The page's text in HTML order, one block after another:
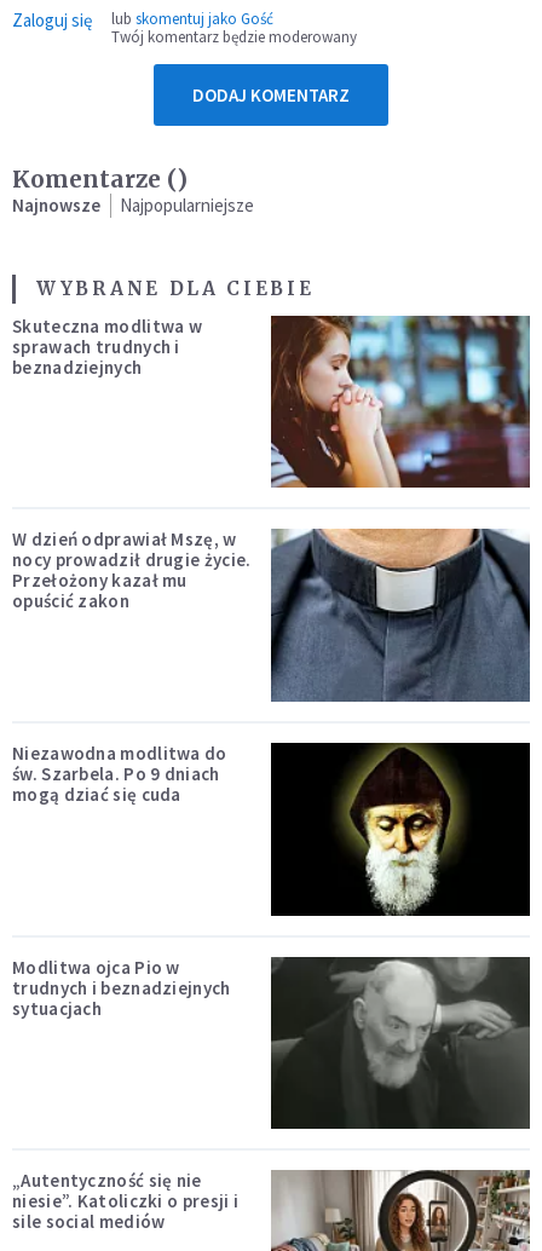
Zaloguj się lub skomentuj jako Gość
Twój komentarz będzie moderowany
DODAJ KOMENTARZ
Komentarze ()
Najnowsze Najpopularniejsze
WYBRANE DLA CIEBIE
Skuteczna modlitwa w
sprawach trudnych i
beznadziejnych
W dzień odprawiał Mszę, w
nocy prowadził drugie życie.
Przełożony kazał mu
opuścić zakon
Niezawodna modlitwa do
św. Szarbela. Po 9 dniach
mogą dziać się cuda
Modlitwa ojca Pio w
trudnych i beznadziejnych
sytuacjach
„Autentyczność się nie
niesie”. Katoliczki o presji i
sile social mediów